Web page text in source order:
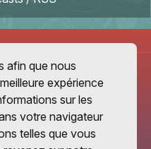
afin que nous
expérience
sur les
votre navigateur
telles que vous